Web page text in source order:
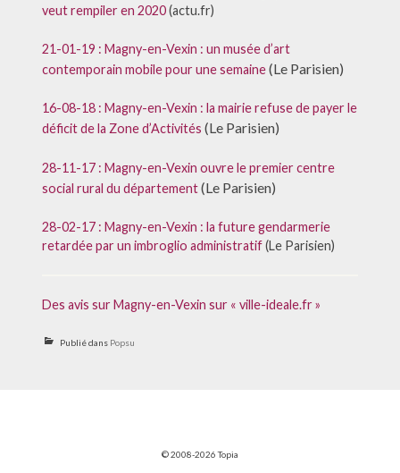
veut rempiler en 2020(actu.fr)
21-01-19 : Magny-en-Vexin : un musée d’art
contemporain mobile pour une semaine(Le Parisien)
16-08-18 : Magny-en-Vexin : la mairie refuse de payer le
déficit de la Zone d’Activités (Le Parisien)
28-11-17 : Magny-en-Vexin ouvre le premier centre
social rural du département(Le Parisien)
28-02-17 : Magny-en-Vexin : la future gendarmerie
retardée par un imbroglio administratif(Le Parisien)
Des avis sur Magny-en-Vexin sur « ville-ideale.fr »
Publié dans Popsu
© 2008-2026 Topia